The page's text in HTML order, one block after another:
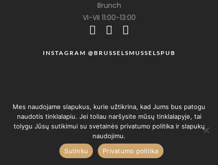
Brunch
VI-VII 11:00-13:00
INSTAGRAM @BRUSSELSMUSSELSPUB
made with @urteconsulting
© Brussels Mussels - Belgian Pub
Mes naudojame slapukus, kurie užtikrina, kad Jums bus patogu
naudotis tinklalapiu. Jei toliau naršysite mūsų tinklalapyje, tai
tolygu Jūsų sutikimui su svetainės privatumo politika ir slapukų
naudojimu.
Sutinku
Privatumo politika